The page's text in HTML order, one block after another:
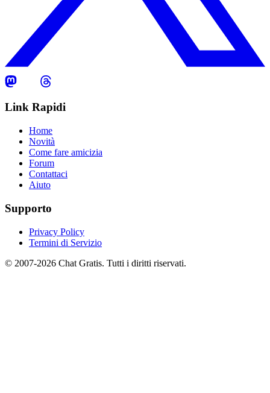
Link Rapidi
Home
Novità
Come fare amicizia
Forum
Contattaci
Aiuto
Supporto
Privacy Policy
Termini di Servizio
© 2007-2026 Chat Gratis. Tutti i diritti riservati.